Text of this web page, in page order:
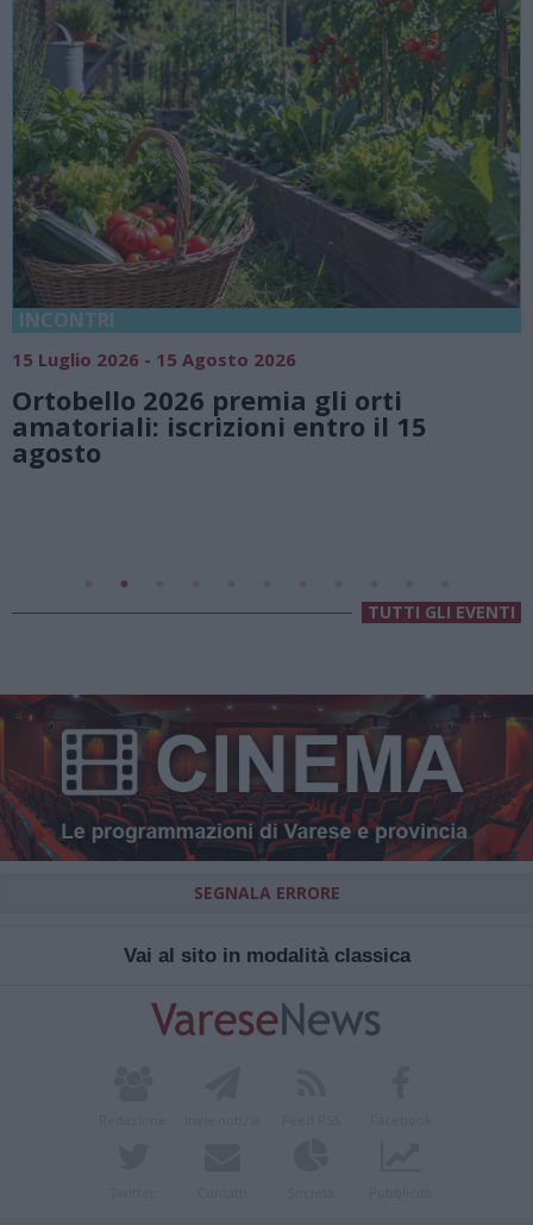
18 Luglio 2026 - 15 Agosto 2026
Vivi l’estate a Villa Fogazzaro Roi.
natura e atmosfere senza tempo sul
Lago di Lugano
Valsolda
TUTTI GLI EVENTI
SEGNALA ERRORE
Vai al sito in modalità classica